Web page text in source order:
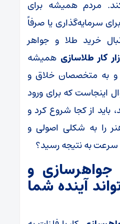
مردم همیشه برای
سرمایه‌گذاری یا صرفاً
خرید طلا و جواهر
کار طلاسازی همیشه
و به متخصصان خلاق و
اینجاست که برای ورود
باید از کجا شروع کرد و
را به شکلی اصولی و
سرعت به نتیجه رسید؟
جواهرسازی و
آینده شما